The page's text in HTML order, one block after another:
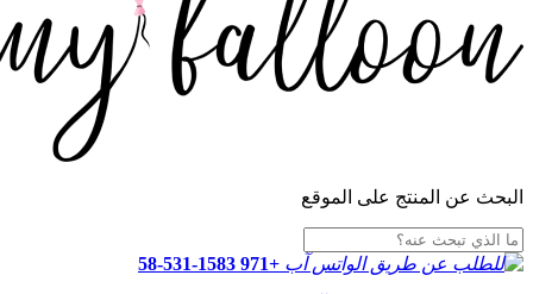
البحث عن المنتج على الموقع
+971 58-531-1583